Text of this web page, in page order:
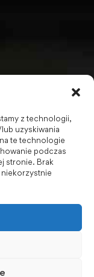
z technologii,
uzyskiwania
te technologie
podczas
stronie. Brak
-